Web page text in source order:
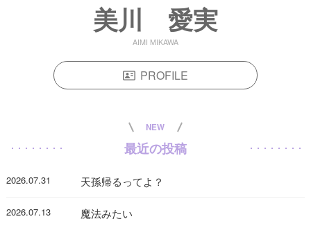
美川 愛実
AIMI MIKAWA
PROFILE
NEW
最近の投稿
2026.07.31 天孫帰るってよ？
2026.07.13 魔法みたい